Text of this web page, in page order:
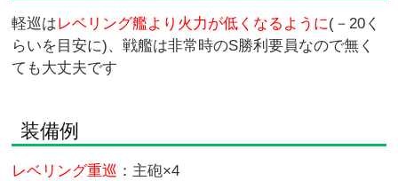
軽巡はレベリング艦より火力が低くなるように(－20く
らいを目安に)、戦艦は非常時のS勝利要員なので無く
ても大丈夫です
装備例
レベリング重巡 ：主砲×4